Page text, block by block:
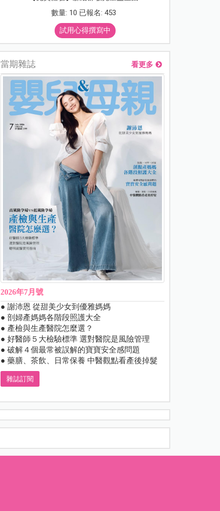
數量: 10 已報名: 453
試用心得撰寫中
當期雜誌 看更多
2026年7月號
● 謝沛恩 從甜美少女到優雅媽媽
● 剖婦產媽媽各階段照護大全
● 產檢與生產醫院怎麼選？
● 好醫師５大檢驗標準 選對醫院是風險管理
● 破解４個最常被誤解的寶寶安全感問題
● 藥膳、茶飲、日常保養 中醫觀點看產後掉髮
雜誌訂閱